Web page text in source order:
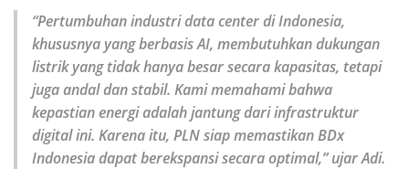
“Pertumbuhan industri data center di Indonesia,
khususnya yang berbasis AI, membutuhkan dukungan
listrik yang tidak hanya besar secara kapasitas, tetapi
juga andal dan stabil. Kami memahami bahwa
kepastian energi adalah jantung dari infrastruktur
digital ini. Karena itu, PLN siap memastikan BDx
Indonesia dapat berekspansi secara optimal,” ujar Adi.